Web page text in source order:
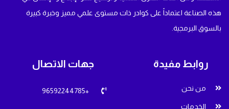
هذه الصناعة اعتماداً على كوادر ذات مستوى علمي مميز وخبرة كبيرة
بالسوق البرمجية.
روابط مفيدة
من نحن
الخدمات
جهات الاتصال
+96592244785